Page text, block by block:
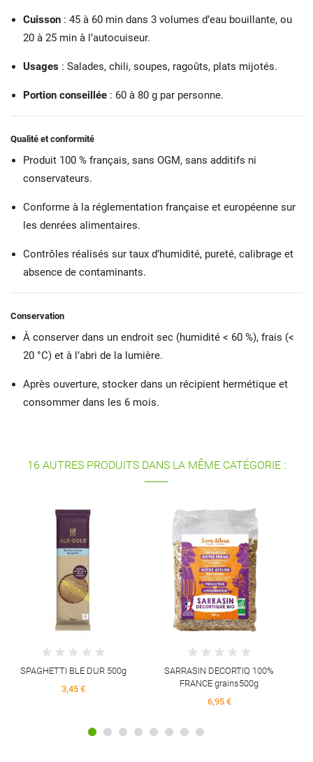
Cuisson : 45 à 60 min dans 3 volumes d’eau bouillante, ou
20 à 25 min à l’autocuiseur.
Usages : Salades, chili, soupes, ragoûts, plats mijotés.
Portion conseillée : 60 à 80 g par personne.
Qualité et conformité
Produit 100 % français, sans OGM, sans additifs ni
conservateurs.
Conforme à la réglementation française et européenne sur
les denrées alimentaires.
Contrôles réalisés sur taux d’humidité, pureté, calibrage et
absence de contaminants.
Conservation
À conserver dans un endroit sec (humidité < 60 %), frais (<
20 °C) et à l’abri de la lumière.
Après ouverture, stocker dans un récipient hermétique et
consommer dans les 6 mois.
16 AUTRES PRODUITS DANS LA MÊME CATÉGORIE :
SPAGHETTI BLE DUR 500g
3,45 €
SARRASIN DECORTIQ 100%
FRANCE grains500g
6,95 €